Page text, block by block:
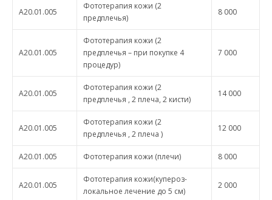
A20.01.005
Фототерапия кожи (2
предплечья)
8 000
A20.01.005
Фототерапия кожи (2
предплечья – при покупке 4
процедур)
7 000
A20.01.005
Фототерапия кожи (2
предплечья , 2 плеча, 2 кисти)
14 000
A20.01.005
Фототерапия кожи (2
предплечья , 2 плеча )
12 000
A20.01.005 Фототерапия кожи (плечи) 8 000
A20.01.005
Фототерапия кожи(купероз-
локальное лечение до 5 см)
2 000